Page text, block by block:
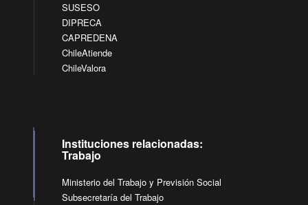
SUSESO
DIPRECA
CAPREDENA
ChileAtiende
ChileValora
Instituciones relacionadas:
Trabajo
Ministerio del Trabajo y Previsión Social
Subsecretaría del Trabajo